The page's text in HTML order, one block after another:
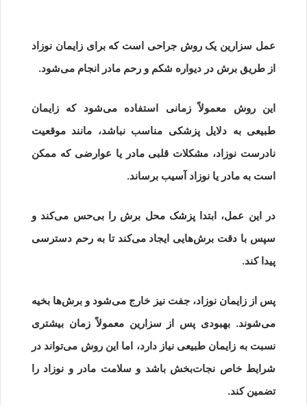
عمل سزارین یک روش جراحی است که برای زایمان نوزاد
از طریق برش در دیواره شکم و رحم مادر انجام می‌شود.
این روش معمولاً زمانی استفاده می‌شود که زایمان
طبیعی به دلایل پزشکی مناسب نباشد، مانند موقعیت
نادرست نوزاد، مشکلات قلبی مادر یا عوارضی که ممکن
است به مادر یا نوزاد آسیب برساند.
در این عمل، ابتدا پزشک محل برش را بی‌حس می‌کند و
سپس با دقت برش‌هایی ایجاد می‌کند تا به رحم دسترسی
پیدا کند.
پس از زایمان نوزاد، جفت نیز خارج می‌شود و برش‌ها بخیه
می‌شوند. بهبودی پس از سزارین معمولاً زمان بیشتری
نسبت به زایمان طبیعی نیاز دارد، اما این روش می‌تواند در
شرایط خاص نجات‌بخش باشد و سلامت مادر و نوزاد را
تضمین کند.